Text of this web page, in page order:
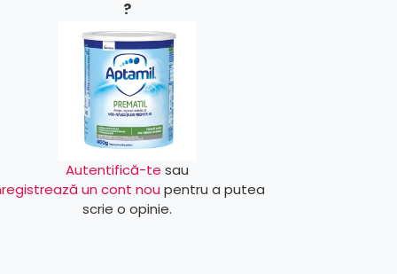
?
Autentifică-te sau
un cont nou pentru a putea
scrie o opinie.